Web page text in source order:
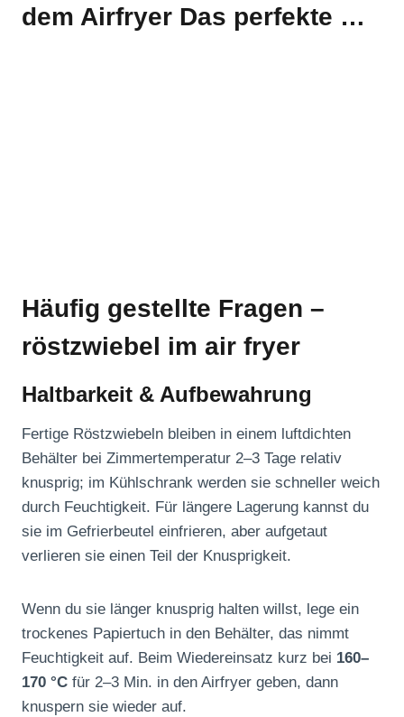
dem Airfryer Das perfekte …
Häufig gestellte Fragen –
röstzwiebel im air fryer
Haltbarkeit & Aufbewahrung
Fertige Röstzwiebeln bleiben in einem luftdichten
Behälter bei Zimmertemperatur 2–3 Tage relativ
knusprig; im Kühlschrank werden sie schneller weich
durch Feuchtigkeit. Für längere Lagerung kannst du
sie im Gefrierbeutel einfrieren, aber aufgetaut
verlieren sie einen Teil der Knusprigkeit.
Wenn du sie länger knusprig halten willst, lege ein
trockenes Papiertuch in den Behälter, das nimmt
Feuchtigkeit auf. Beim Wiedereinsatz kurz bei 160–
170 °C für 2–3 Min. in den Airfryer geben, dann
knuspern sie wieder auf.